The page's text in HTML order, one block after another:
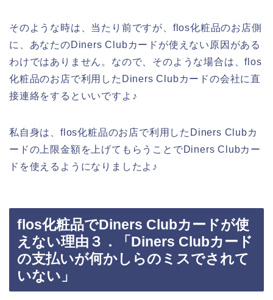
そのような時は、当たり前ですが、flos化粧品のお店側
に、あなたのDiners Clubカードが使えない原因がある
わけではありません。なので、そのような場合は、flos
化粧品のお店で利用したDiners Clubカードの会社に直
接連絡をするといいですよ♪
私自身は、flos化粧品のお店で利用したDiners Clubカ
ードの上限金額を上げてもらうことでDiners Clubカー
ドを使えるようになりましたよ♪
flos化粧品でDiners Clubカードが使
えない理由３．「Diners Clubカード
の支払いが何かしらのミスでされて
いない」